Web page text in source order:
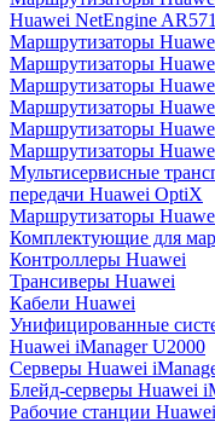
Huawei NetEngine
Маршрутизаторы
Маршрутизаторы
Маршрутизаторы
Маршрутизаторы
Маршрутизаторы
Маршрутизаторы
Мультисервисные
передачи Huawei OptiX
Маршрутизаторы
Комплектующие для
Контроллеры Huawei
Трансиверы Huawei
Кабели Huawei
Унифицированные
Huawei iManager U2000
Серверы Huawei
Блейд-серверы Huawei
Рабочие станции